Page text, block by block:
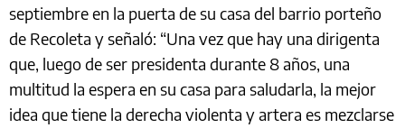
septiembre en la puerta de su casa del barrio porteño
de Recoleta y señaló: “Una vez que hay una dirigenta
que, luego de ser presidenta durante 8 años, una
multitud la espera en su casa para saludarla, la mejor
idea que tiene la derecha violenta y artera es mezclarse